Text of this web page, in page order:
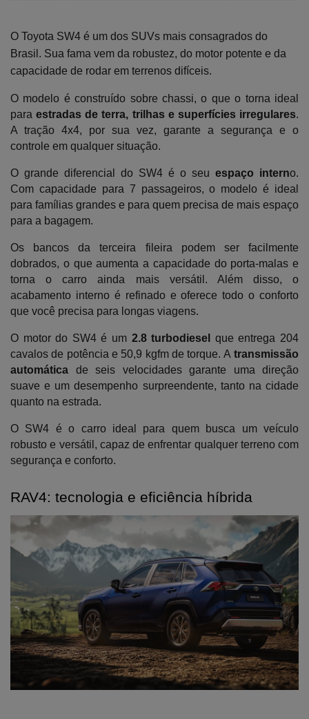
O Toyota SW4 é um dos SUVs mais consagrados do
Brasil. Sua fama vem da robustez, do motor potente e da
capacidade de rodar em terrenos difíceis.
O modelo é construído sobre chassi, o que o torna ideal
para estradas de terra, trilhas e superfícies irregulares.
A tração 4x4, por sua vez, garante a segurança e o
controle em qualquer situação.
O grande diferencial do SW4 é o seu espaço interno.
Com capacidade para 7 passageiros, o modelo é ideal
para famílias grandes e para quem precisa de mais espaço
para a bagagem.
Os bancos da terceira fileira podem ser facilmente
dobrados, o que aumenta a capacidade do porta-malas e
torna o carro ainda mais versátil. Além disso, o
acabamento interno é refinado e oferece todo o conforto
que você precisa para longas viagens.
O motor do SW4 é um 2.8 turbodiesel que entrega 204
cavalos de potência e 50,9 kgfm de torque. A transmissão
automática de seis velocidades garante uma direção
suave e um desempenho surpreendente, tanto na cidade
quanto na estrada.
O SW4 é o carro ideal para quem busca um veículo
robusto e versátil, capaz de enfrentar qualquer terreno com
segurança e conforto.
RAV4: tecnologia e eficiência híbrida